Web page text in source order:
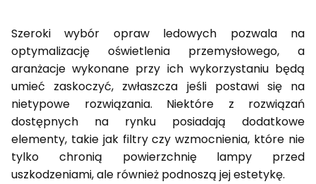
Szeroki wybór opraw ledowych pozwala na
optymalizację oświetlenia przemysłowego, a
aranżacje wykonane przy ich wykorzystaniu będą
umieć zaskoczyć, zwłaszcza jeśli postawi się na
nietypowe rozwiązania. Niektóre z rozwiązań
dostępnych na rynku posiadają dodatkowe
elementy, takie jak filtry czy wzmocnienia, które nie
tylko chronią powierzchnię lampy przed
uszkodzeniami, ale również podnoszą jej estetykę.